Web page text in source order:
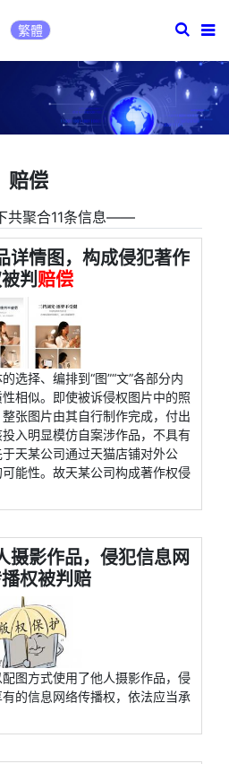
繁體
赔偿
聚合11条信息――
详情图，构成侵犯著作
判赔偿
选择、编排到“图”“文”各部分内
相似。即使被诉侵权图片中的照
张图片由其自行制作完成，付出
入明显模仿自案涉作品，不具有
天某公司通过天猫店铺对外公
能性。故天某公司构成著作权侵
摄影作品，侵犯信息网
权被判赔
图方式使用了他人摄影作品，侵
的信息网络传播权，依法应当承